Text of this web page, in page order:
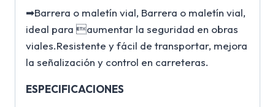
➡Barrera o maletín vial, Barrera o maletín vial,
ideal para aumentar la seguridad en obras
viales.Resistente y fácil de transportar, mejora
la señalización y control en carreteras.
ESPECIFICACIONES